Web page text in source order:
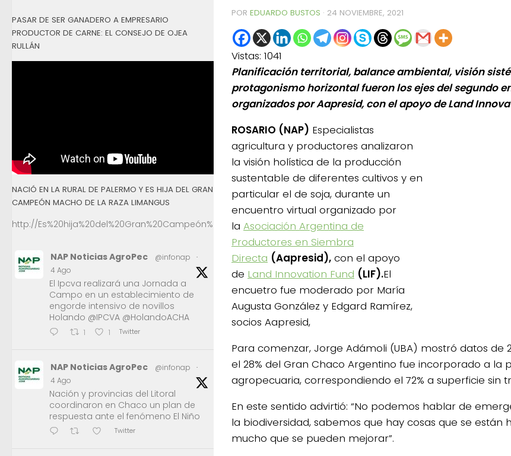
POR EDUARDO BUSTOS · 24 NOVIEMBRE, 2021
Vistas: 1041
Planificación territorial, balance ambiental, visión
protagonismo horizontal fueron los ejes del segundo
organizados por Aapresid, con el apoyo de Land
ROSARIO (NAP) Especialistas
agricultura y productores analizaron
la visión holística de la producción
sustentable de diferentes cultivos y en
particular el de soja, durante un
encuentro virtual organizado por
la Asociación Argentina de
Productores en Siembra
Directa (Aapresid), con el apoyo
de Land Innovation Fund (LIF).El
encuetro fue moderado por María
Augusta González y Edgard Ramírez,
socios Aapresid,
Para comenzar, Jorge Adámoli (UBA) mostró datos de
el 28% del Gran Chaco Argentino fue incorporado a la
agropecuaria, correspondiendo el 72% a superficie sin
En este sentido advirtió: “No podemos hablar de
la biodiversidad, sabemos que hay cosas que se están
mucho que se pueden mejorar”.
PASAR DE SER GANADERO A EMPRESARIO
PRODUCTOR DE CARNE: EL CONSEJO DE OJEA
RULLÁN
NACIÓ EN LA RURAL DE PALERMO Y ES HIJA DEL GRAN
CAMPEÓN MACHO DE LA RAZA LIMANGUS
http://Es%20hija%20del%20Gran%20Campeón%20Macho%20de%20la%20Raza%20Limangus,
NAP Noticias AgroPec @infonap
·
4 Ago
El Ipcva realizará una Jornada a
Campo en un establecimiento de
engorde intensivo de novillos
Holando @IPCVA @HolandoACHA
1 1 Twitter
NAP Noticias AgroPec @infonap
·
4 Ago
Nación y provincias del Litoral
coordinaron en Chaco un plan de
respuesta ante el fenómeno El Niño
Twitter